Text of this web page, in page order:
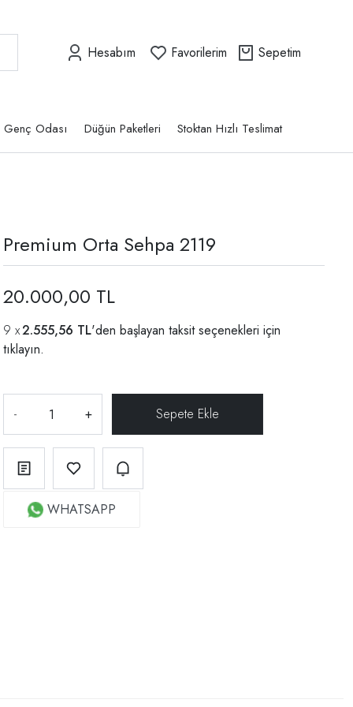
Hesabım Favorilerim Sepetim
Genç Odası Düğün Paketleri Stoktan Hızlı Teslimat
Premium Orta Sehpa 2119
20.000,00 TL
2.555,56 TL'den başlayan taksit seçenekleri için
tıklayın.
- +
WHATSAPP